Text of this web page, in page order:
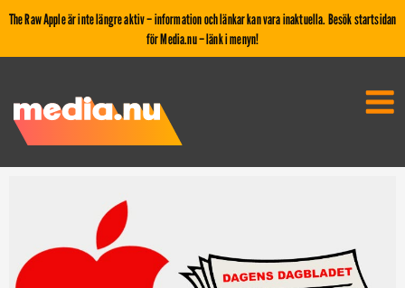
The Raw Apple är inte längre aktiv – information och länkar kan vara inaktuella. Besök startsidan
för Media.nu – länk i menyn!